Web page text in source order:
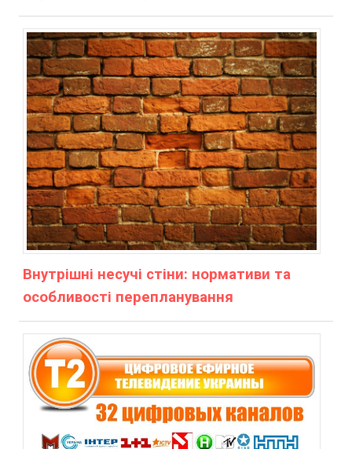
Внутрішні несучі стіни: нормативи та
особливості перепланування